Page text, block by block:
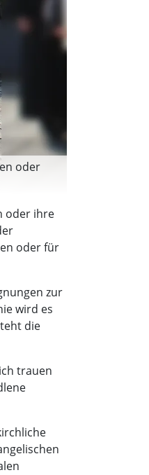
oder
oder ihre
oder für
zur
wird es
die
trauen